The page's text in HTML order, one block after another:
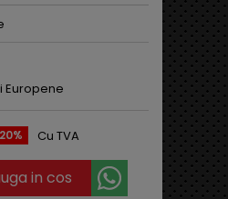
Europene
Cu TVA
in cos